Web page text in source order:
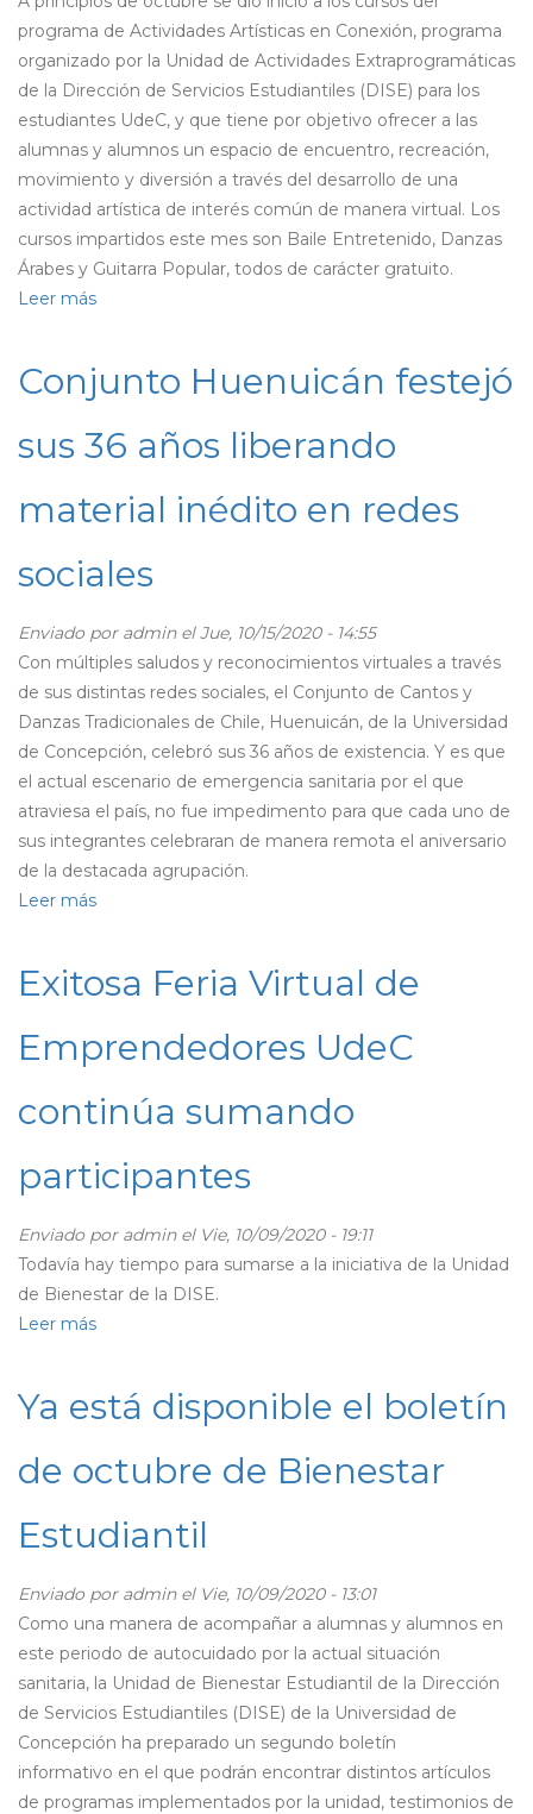
programa de Actividades Artísticas en Conexión, programa
organizado por la Unidad de Actividades Extraprogramáticas
de la Dirección de Servicios Estudiantiles (DISE) para los
estudiantes UdeC, y que tiene por objetivo ofrecer a las
alumnas y alumnos un espacio de encuentro, recreación,
movimiento y diversión a través del desarrollo de una
actividad artística de interés común de manera virtual. Los
cursos impartidos este mes son Baile Entretenido, Danzas
Árabes y Guitarra Popular, todos de carácter gratuito.
Leer más
en
inician
alta
y
de
estudiantes
Conjunto Huenuicán festejó
sus 36 años liberando
material inédito en redes
sociales
Enviado por adminel Jue, 10/15/2020 - 14:55
Con múltiples saludos y reconocimientos virtuales a través
de sus distintas redes sociales, el Conjunto de Cantos y
Danzas Tradicionales de Chile, Huenuicán, de la Universidad
de Concepción, celebró sus 36 años de existencia. Y es que
el actual escenario de emergencia sanitaria por el que
atraviesa el país, no fue impedimento para que cada uno de
sus integrantes celebraran de manera remota el aniversario
de la destacada agrupación.
Leer más
festejó
36
liberando
inédito
redes
sociales
Exitosa Feria Virtual de
Emprendedores UdeC
continúa sumando
participantes
Enviado por adminel Vie, 10/09/2020 - 19:11
Todavía hay tiempo para sumarse a la iniciativa de la Unidad
de Bienestar de la DISE.
Leer más
Virtual
Emprendedores
continúa
participantes
Ya está disponible el boletín
de octubre de Bienestar
Estudiantil
Enviado por adminel Vie, 10/09/2020 - 13:01
Como una manera de acompañar a alumnas y alumnos en
este periodo de autocuidado por la actual situación
sanitaria, la Unidad de Bienestar Estudiantil de la Dirección
de Servicios Estudiantiles (DISE) de la Universidad de
Concepción ha preparado un segundo boletín
informativo en el que podrán encontrar distintos artículos
de programas implementados por la unidad, testimonios de